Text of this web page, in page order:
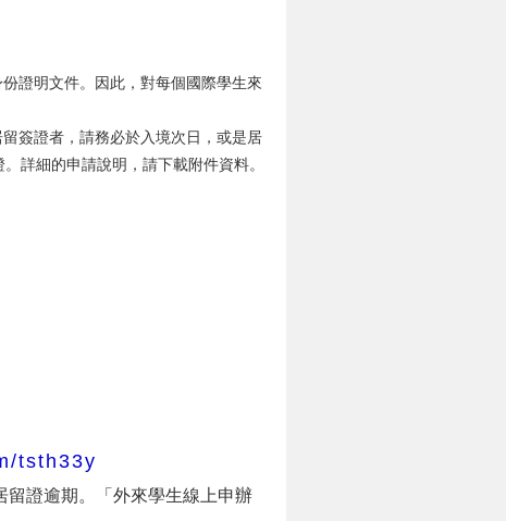
證明文件。因此，對每個國際學生來
簽證者，請務必於入境次日，或是居
詳細的申請說明，請下載附件資料。
tsth33y
留證逾期。「外來學生線上申辦